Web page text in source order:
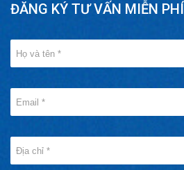
ĐĂNG KÝ TƯ VẤN MIỄN PHÍ